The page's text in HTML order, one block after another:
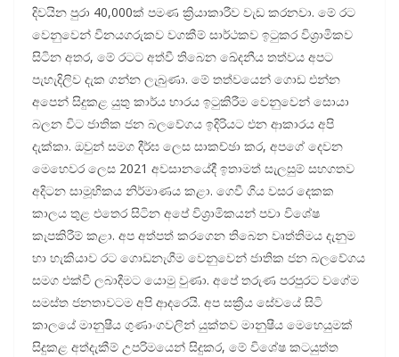
දිවයින පුරා 40,000ක් පමණ ක්‍රියාකාරීව වැඩ කරනවා. මේ රට
වෙනුවෙන් විනයගරුකව වගකීම් සාර්ථකව ඉටුකර විශ්‍රාමිකව
සිටින අතර, මේ රටට අත්වී තිබෙන ඛේදනීය තත්වය අපට
පැහැදිලිව දැක ගන්න ලැබුණා. මේ තත්වයෙන් ගොඩ එන්න
අපෙන් සිදුකළ යුතු කාර්ය භාරය ඉටුකිරීම වෙනුවෙන් සොයා
බලන විට ජාතික ජන බලවේගය ඉදිරියට එන ආකාරය අපි
දැක්කා. ඔවුන් සමග දීර්ඝ ලෙස සාකච්ඡා කර, අපගේ දෙවන
මෙහෙවර ලෙස 2021 අවසානයේදී ඉතාමත් සැලසුම් සහගතව
අදිටන සාමූහිකය නිර්මාණය කළා. ගෙවී ගිය වසර දෙකක
කාලය තුළ එතෙර සිටින අපේ විශ්‍රාමිකයන් පවා විශේෂ
කැපකිරීම් කළා. අප අත්පත් කරගෙන තිබෙන වෘත්තිමය දැනුම
හා හැකියාව රට ගොඩනැගීම වෙනුවෙන් ජාතික ජන බලවේගය
සමග එක්වී ලබාදීමට යොමු වුණා. අපේ තරුණ පරපුරට වගේම
සමස්ත ජනතාවටම අපි ආදරෙයි. අප සක්‍රීය සේවයේ සිටි
කාලයේ මානුෂීය ගුණාංගවලින් යුක්තව මානුෂීය මෙහෙයුමක්
සිදුකළ අත්දැකීම් උපරිමයෙන් සිදුකර, මේ විශේෂ කටයුත්ත